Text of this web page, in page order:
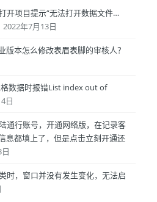
开项目提示“无法打开数据文件…
2022年7月13日
版本怎么修改表眉表脚的审核人？
数据时报错List index out of
日
通行账号，开通网络版，在记录客
息都填上了，但是点击立刻开通还
时，窗口并没有发生变化，无法启